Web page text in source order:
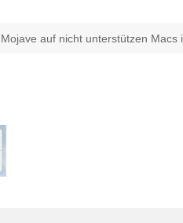
auf nicht unterstützen Macs